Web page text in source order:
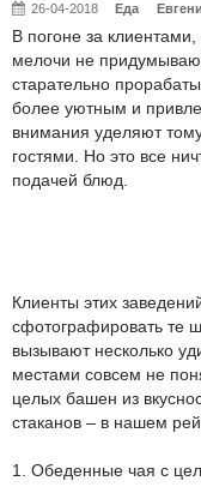
26-04-2018 Еда
В погоне за
мелочи не
старательно
более уютным и
внимания уделяют
гостями. Но это все
подачей блюд.
Клиенты этих
сфотографировать те
вызывают несколько
местами совсем не
целых башен из
стаканов – в нашем
1. Обеденные чая с